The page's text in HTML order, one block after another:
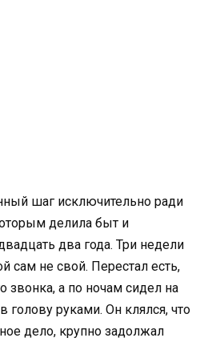
шаг исключительно ради
делила быт и
два года. Три недели
сам не свой. Перестал есть,
звонка, а по ночам сидел на
голову руками. Он клялся, что
дело, крупно задолжал